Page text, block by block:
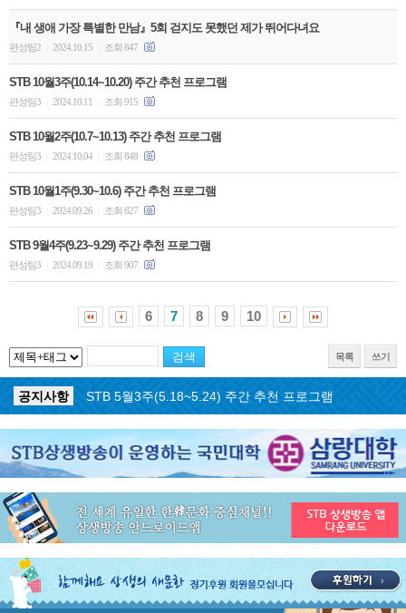
『내 생애 가장 특별한 만남』5회 걷지도 못했던 제가 뛰어다녀요
편성팀2 2024.10.15 조회 847
STB 10월3주(10.14~10.20) 주간 추천 프로그램
편성팀3 2024.10.11 조회 915
STB 10월2주(10.7~10.13) 주간 추천 프로그램
편성팀3 2024.10.04 조회 848
STB 10월1주(9.30~10.6) 주간 추천 프로그램
편성팀3 2024.09.26 조회 827
STB 9월4주(9.23~9.29) 주간 추천 프로그램
편성팀3 2024.09.19 조회 907
6 7 8 9 10
목록 쓰기
공지사항 ON AIR 서비스 장애 복구 안내
공지사항
STB 5월4주(5.25~5.31) 주간 추천 프로그램
공지사항
STB 5월3주(5.18~5.24) 주간 추천 프로그램
공지사항
STB 4월마지막주(4.27~5.3) 주간 추천 프로그램
STB 4월4주(4.20~4.26) 주간 추천 프로그램
공지사항
STB 4월2주(4.6~4.12) 주간 추천 프로그램
공지사항
STB 4월1주(3.30~4.5) 주간 추천 프로그램
공지사항
STB 3월4주(3.23~3.29) 주간 추천 프로그램